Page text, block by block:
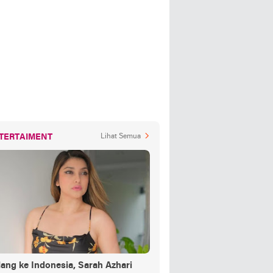
Lihat Semua
ke Indonesia, Sarah Azhari